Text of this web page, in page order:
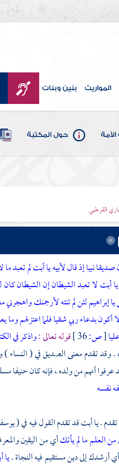
المواريث بنين وبنات
حول المكتبة
القرطبي
نبيا إذ قال لأبيه يا أبت لم
أبت لا تعبد الشيطان إن
إبراهيم لئن لم تنته لأرجمنك
بدعاء ربي شقيا فلما اعتزلهم
[ص: قوله تعالى :واذكر في
وقد تقدم معنى الصديق في ( النساء )
عرفوا أنهم من ولده ، فإنه كان حنيفا
نفسه
. يا أبت قد تقدم القول فيه في (
العلم ما لم يأتكأي من اليقين
أي أرشدك إلى دين مستقيم فيه النجاة .